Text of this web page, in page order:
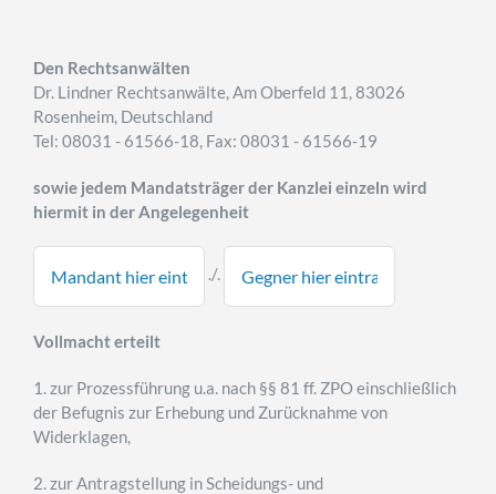
Den Rechtsanwälten
Dr. Lindner Rechtsanwälte, Am Oberfeld 11, 83026
Rosenheim, Deutschland
Tel: 08031 - 61566-18, Fax: 08031 - 61566-19
sowie jedem Mandatsträger der Kanzlei einzeln wird
hiermit in der Angelegenheit
./.
Vollmacht erteilt
1. zur Prozessführung u.a. nach §§ 81 ff. ZPO einschließlich
der Befugnis zur Erhebung und Zurücknahme von
Widerklagen,
2. zur Antragstellung in Scheidungs- und